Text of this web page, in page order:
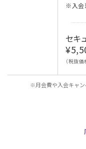
※入会
セキ
（税抜
※月会費や入会キャン